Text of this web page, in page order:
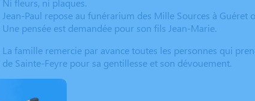
Ni fleurs, ni plaques.
Jean-Paul repose au funérarium des Mille Sources à
Une pensée est demandée pour son fils Jean-Marie.
La famille remercie par avance toutes les personnes qui
de Sainte-Feyre pour sa gentillesse et son dévouement.